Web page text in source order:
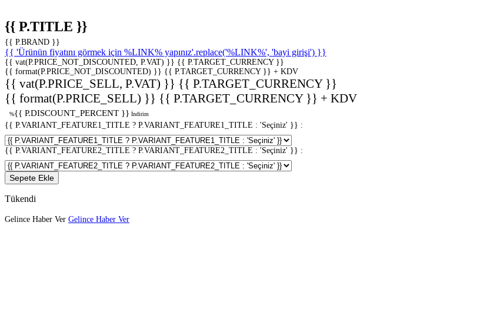
{{ P.TITLE }}
{{ P.BRAND }}
{{ 'Ürünün fiyatını görmek için %LINK% yapınız'.replace('%LINK%', 'bayi girişi') }}
{{ vat(P.PRICE_NOT_DISCOUNTED, P.VAT) }} {{ P.TARGET_CURRENCY }}
{{ format(P.PRICE_NOT_DISCOUNTED) }} {{ P.TARGET_CURRENCY }} + KDV
{{ vat(P.PRICE_SELL, P.VAT) }} {{ P.TARGET_CURRENCY }}
{{ format(P.PRICE_SELL) }} {{ P.TARGET_CURRENCY }} + KDV
%{{ P.DISCOUNT_PERCENT }} İndirim
{{ P.VARIANT_FEATURE1_TITLE ? P.VARIANT_FEATURE1_TITLE : 'Seçiniz' }} :
{{ P.VARIANT_FEATURE2_TITLE ? P.VARIANT_FEATURE2_TITLE : 'Seçiniz' }} :
Sepete Ekle
Tükendi
Gelince Haber Ver Gelince Haber Ver